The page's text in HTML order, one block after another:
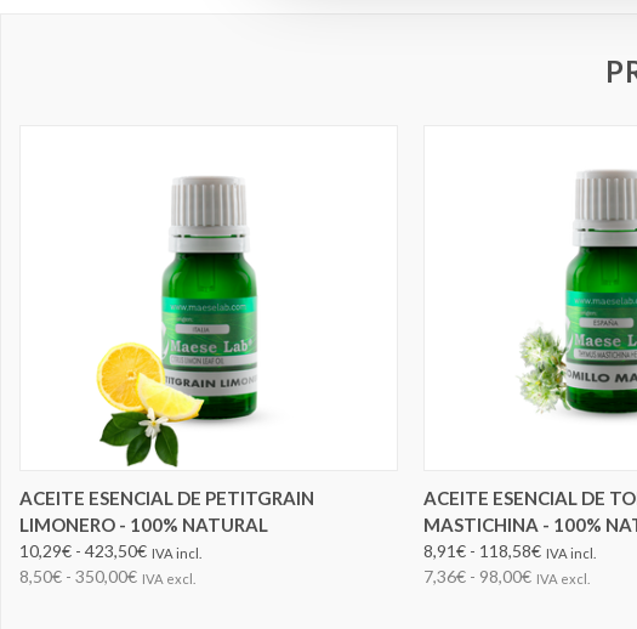
ELEGIR OPCIONES
ACEITE ESENCIAL DE PETITGRAIN
LIMONERO - 100% NATURAL
10,29€ - 423,50€ IVA incl.
8,50€ - 350,00€ IVA excl.
ELEGIR
ACEITE ESENCIAL DE
MASTICHINA - 100%
8,91€ - 118,58€ IVA incl.
7,36€ - 98,00€ IVA excl.